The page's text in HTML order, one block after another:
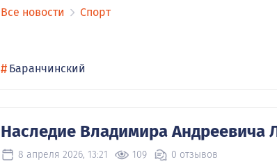
Все новости Спорт
# Баранчинский
Наследие Владимира Андреевича
8 апреля 2026, 13:21 109 0 отзывов